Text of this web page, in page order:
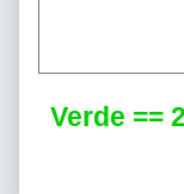
Verde ==